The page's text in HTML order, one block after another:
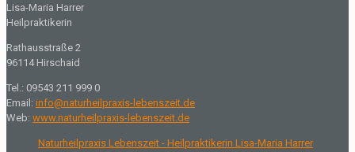
Lisa-Maria Harrer
Heilpraktikerin
Rathausstraße 2
96114 Hirschaid
Tel.: 09543 211 999 0
Email: info@naturheilpraxis-lebenszeit.de
Web: www.naturheilpraxis-lebenszeit.de
Naturheilpraxis Lebenszeit - Heilpraktikerin Lisa-Maria Harrer